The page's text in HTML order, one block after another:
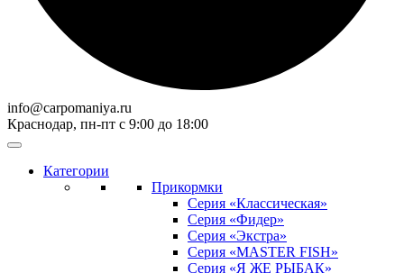
info@carpomaniya.ru
Краснодар, пн-пт с 9:00 до 18:00
Категории
Прикормки
Серия «Классическая»
Серия «Фидер»
Серия «Экстра»
Серия «MASTER FISH»
Серия «Я ЖЕ РЫБАК»